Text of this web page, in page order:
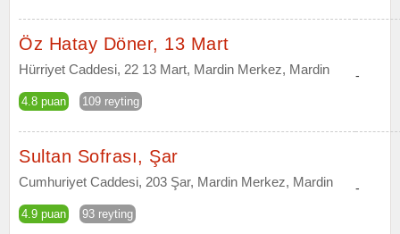
Öz Hatay Döner, 13 Mart
Hürriyet Caddesi, 22 13 Mart, Mardin Merkez, Mardin
4.8 puan 109 reyting
-
Sultan Sofrası, Şar
Cumhuriyet Caddesi, 203 Şar, Mardin Merkez, Mardin
4.9 puan 93 reyting
-